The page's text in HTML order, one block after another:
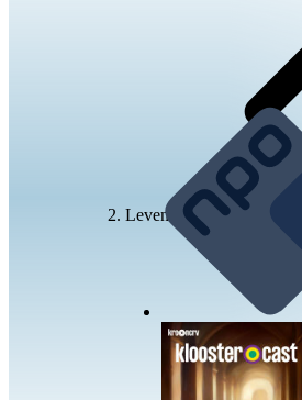
Levensbeschouwing